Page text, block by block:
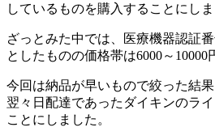
しているものを購入することにしま
ざっとみた中では、医療機器認証
としたものの価格帯は6000～10000
今回は納品が早いもので絞った結
翌々日配達であったダイキンのラ
ことにしました。